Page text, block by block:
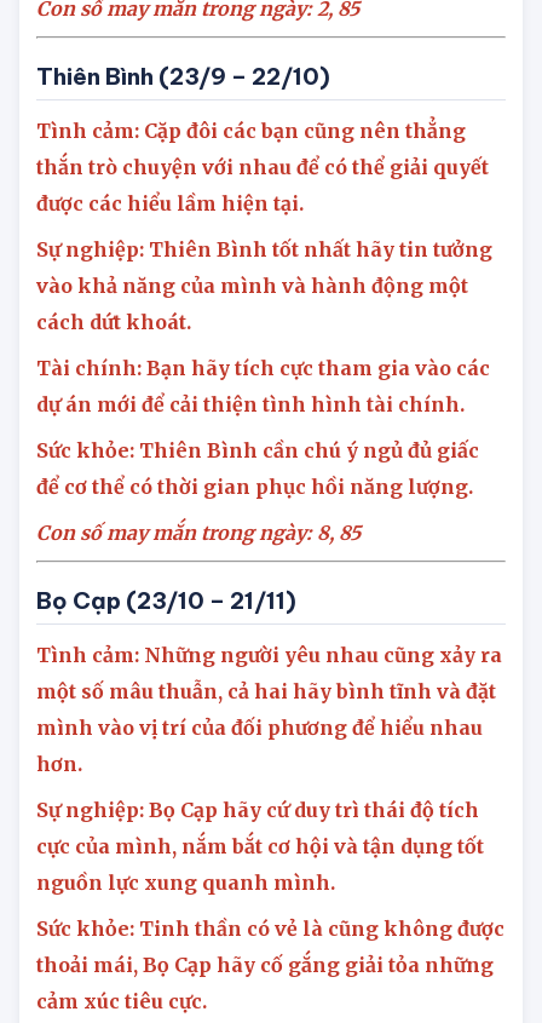
động và ăn uống điều độ.
Con số may mắn trong ngày: 2,
Thiên Bình (23/9 – 22/10)
Tình cảm: Cặp đôi các bạn cũng nên thẳng
thắn trò chuyện với nhau để có thể giải quyết
được các hiểu lầm hiện tại.
Sự nghiệp: Thiên Bình tốt nhất hãy tin tưởng
vào khả năng của mình và hành động một
cách dứt khoát.
Tài chính: Bạn hãy tích cực tham gia vào các
dự án mới để cải thiện tình hình tài chính.
Sức khỏe: Thiên Bình cần chú ý ngủ đủ giấc
để cơ thể có thời gian phục hồi năng lượng.
Con số may mắn trong ngày:
Bọ Cạp (23/10– 21/11)
Tình cảm: Những người yêu nhau cũng xảy ra
một số mâu thuẫn, cả hai hãy bình tĩnh và đặt
mình vào vị trí của đối phương để hiểu nhau
hơn.
Sự nghiệp: Bọ Cạp hãy cứ duy trì thái độ tích
cực của mình, nắm bắt cơ hội và tận dụng tốt
nguồn lực xung quanh mình.
Sức khỏe: Tinh thần có vẻ là cũng không được
thoải mái, Bọ Cạp hãy cố gắng giải tỏa những